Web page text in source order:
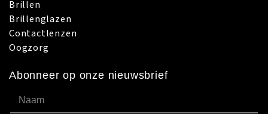
Brillen
Brillenglazen
Contactlenzen
Oogzorg
Abonneer op onze nieuwsbrief